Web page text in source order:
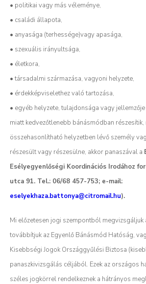
• politikai vagy más véleménye,
• családi állapota,
• anyasága (terhessége)vagy apasága,
• szexuális irányultsága,
• életkora,
• társadalmi származása, vagyoni helyzete,
• érdekképviselethez való tartozása,
• egyéb helyzete, tulajdonsága vagy jellemzője
miatt kedvezőtlenebb bánásmódban
összehasonlítható helyzetben lévő személy
részesült vagy részesülne, akkor panaszával a
Esélyegyenlőségi Koordinációs Irodához
utca 91. Tel.: 06/68 457-753; e-mail:
eselyekhaza.battonya@citromail.hu).
Mi előzetesen jogi szempontból megvizsgáljuk
továbbítjuk az Egyenlő Bánásmód Hatóság,
Kisebbségi Jogok Országgyűlési Biztosa
panaszkivizsgálás céljából. Ezek az országos
széles jogkörrel rendelkeznek a hátrányos